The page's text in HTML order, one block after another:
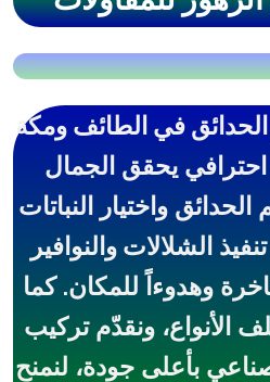
في الطائف ومكة
يحقق الجمال
واختيار النباتات
الشلالات والنوافير
وهدوءاً للمكان. كما
الأنواع، ونقدّم تركيب
بأعلى جودة، لنمنح